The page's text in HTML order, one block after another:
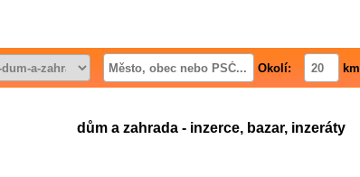
Okolí: km
dům a zahrada - inzerce, bazar, inzeráty